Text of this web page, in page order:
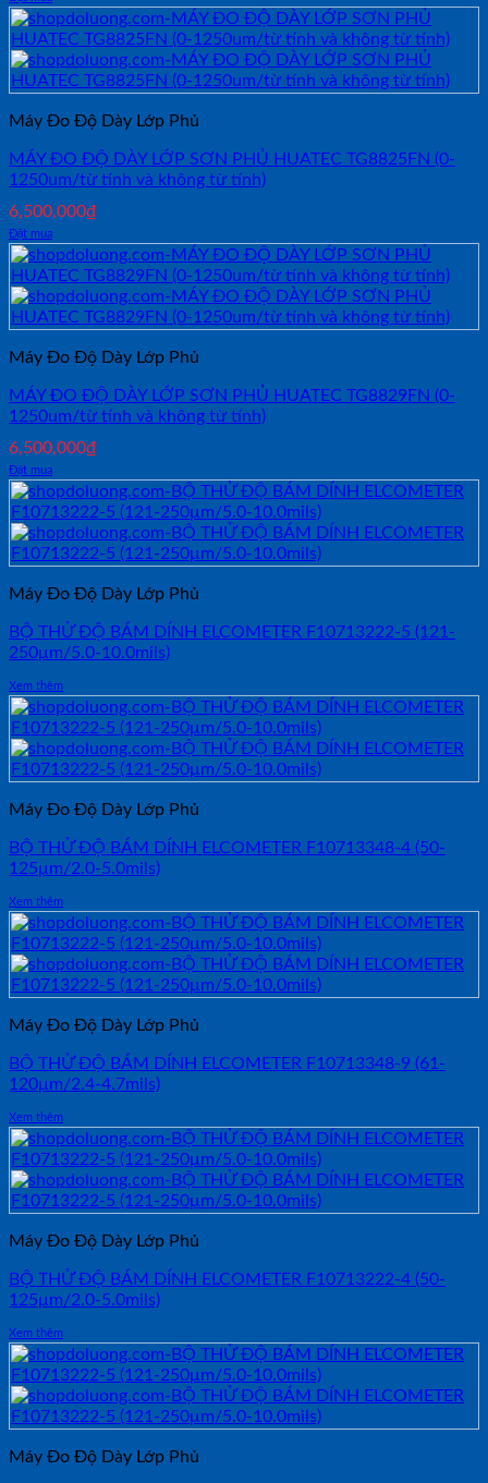
Máy Đo Độ Dày Lớp Phủ
MÁY ĐO ĐỘ DÀY LỚP SƠN PHỦ HUATEC TG8825FN (0-
1250um/từ tính và không từ tính)
6,500,000₫
Đặt mua
Máy Đo Độ Dày Lớp Phủ
MÁY ĐO ĐỘ DÀY LỚP SƠN PHỦ HUATEC TG8829FN (0-
1250um/từ tính và không từ tính)
6,500,000₫
Đặt mua
Máy Đo Độ Dày Lớp Phủ
BỘ THỬ ĐỘ BÁM DÍNH ELCOMETER F10713222-5 (121-
250μm/5.0-10.0mils)
Xem thêm
Máy Đo Độ Dày Lớp Phủ
BỘ THỬ ĐỘ BÁM DÍNH ELCOMETER F10713348-4 (50-
125μm/2.0-5.0mils)
Xem thêm
Máy Đo Độ Dày Lớp Phủ
BỘ THỬ ĐỘ BÁM DÍNH ELCOMETER F10713348-9 (61-
120μm/2.4-4.7mils)
Xem thêm
Máy Đo Độ Dày Lớp Phủ
BỘ THỬ ĐỘ BÁM DÍNH ELCOMETER F10713222-4 (50-
125μm/2.0-5.0mils)
Xem thêm
Máy Đo Độ Dày Lớp Phủ